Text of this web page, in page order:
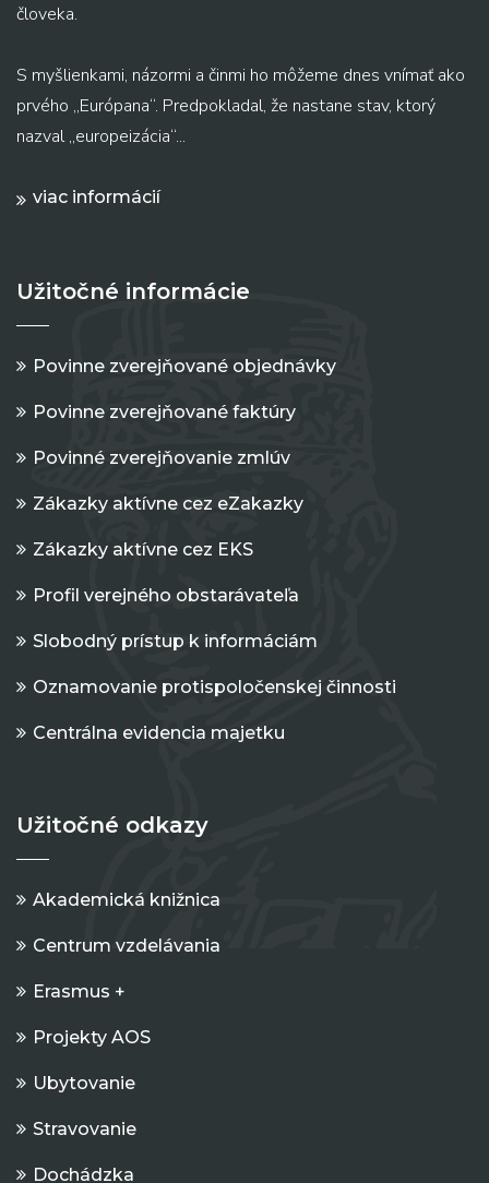
človeka.
S myšlienkami, názormi a činmi ho môžeme dnes vnímať ako
prvého „Európana“. Predpokladal, že nastane stav, ktorý
nazval „europeizácia“...
viac informácií
Užitočné informácie
Povinne zverejňované objednávky
Povinne zverejňované faktúry
Povinné zverejňovanie zmlúv
Zákazky aktívne cez eZakazky
Zákazky aktívne cez EKS
Profil verejného obstarávateľa
Slobodný prístup k informáciám
Oznamovanie protispoločenskej činnosti
Centrálna evidencia majetku
Užitočné odkazy
Akademická knižnica
Centrum vzdelávania
Erasmus +
Projekty AOS
Ubytovanie
Stravovanie
Dochádzka